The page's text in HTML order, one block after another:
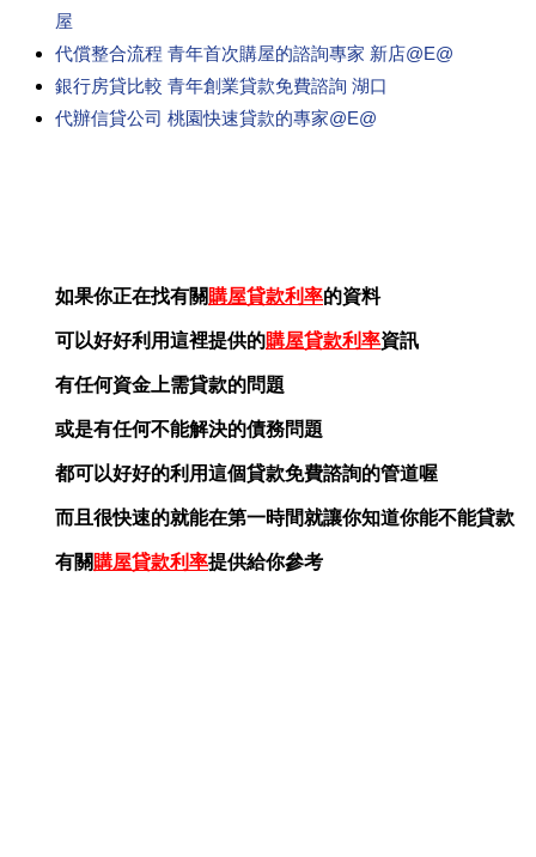
屋
代償整合流程 青年首次購屋的諮詢專家 新店@E@
銀行房貸比較 青年創業貸款免費諮詢 湖口
代辦信貸公司 桃園快速貸款的專家@E@
如果你正在找有關購屋貸款利率的資料
可以好好利用這裡提供的購屋貸款利率資訊
有任何資金上需貸款的問題
或是有任何不能解決的債務問題
都可以好好的利用這個貸款免費諮詢的管道喔
而且很快速的就能在第一時間就讓你知道你能不能貸款
有關購屋貸款利率提供給你參考